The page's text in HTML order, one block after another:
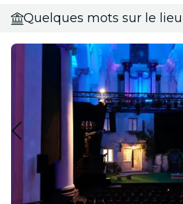
Quelques mots sur le lieu